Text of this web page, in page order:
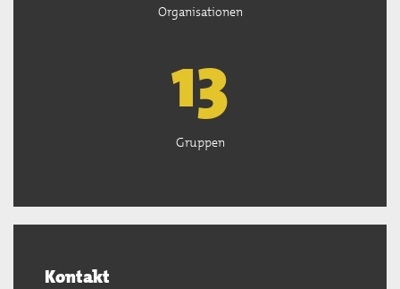
Organisationen
13
Gruppen
Kontakt